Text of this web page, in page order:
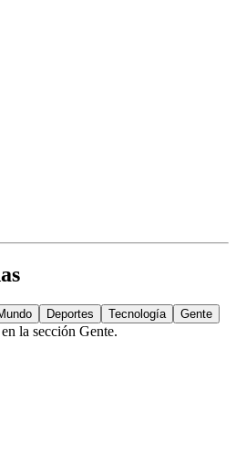
Deportes Tecnología Gente
la sección Gente.